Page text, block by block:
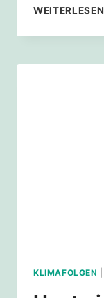
WEITERLESEN
KLIMAFOLGEN